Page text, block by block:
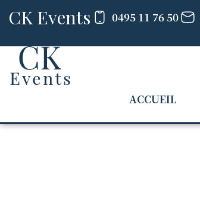
CK Events 0495 11 76 50
ACCUEIL